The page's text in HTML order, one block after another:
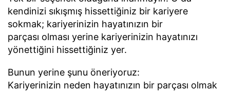
kendinizi sıkışmış hissettiğiniz bir kariyere
sokmak; kariyerinizin hayatınızın bir
parçası olması yerine kariyerinizin hayatınızı
yönettiğini hissettiğiniz yer.
Bunun yerine şunu öneriyoruz:
Kariyerinizin neden hayatınızın bir parçası olmak